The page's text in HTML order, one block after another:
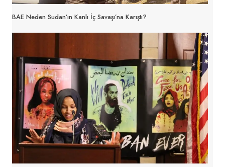
BAE Neden Sudan’ın Kanlı İç Savaşı’na Karıştı?